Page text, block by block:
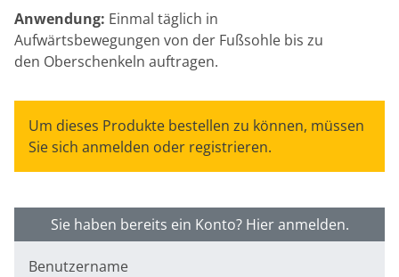
Anwendung: Einmal täglich in
Aufwärtsbewegungen von der Fußsohle bis zu
den Oberschenkeln auftragen.
Um dieses Produkte bestellen zu können, müssen
Sie sich anmelden oder registrieren.
Sie haben bereits ein Konto? Hier anmelden.
Benutzername